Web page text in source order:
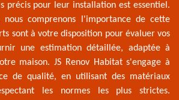
précis pour leur installation est essentiel.
comprenons l'importance de cette
sont à votre disposition pour évaluer vos
une estimation détaillée, adaptée à
maison. JS Renov Habitat s'engage à
de qualité, en utilisant des matériaux
les normes les plus strictes.